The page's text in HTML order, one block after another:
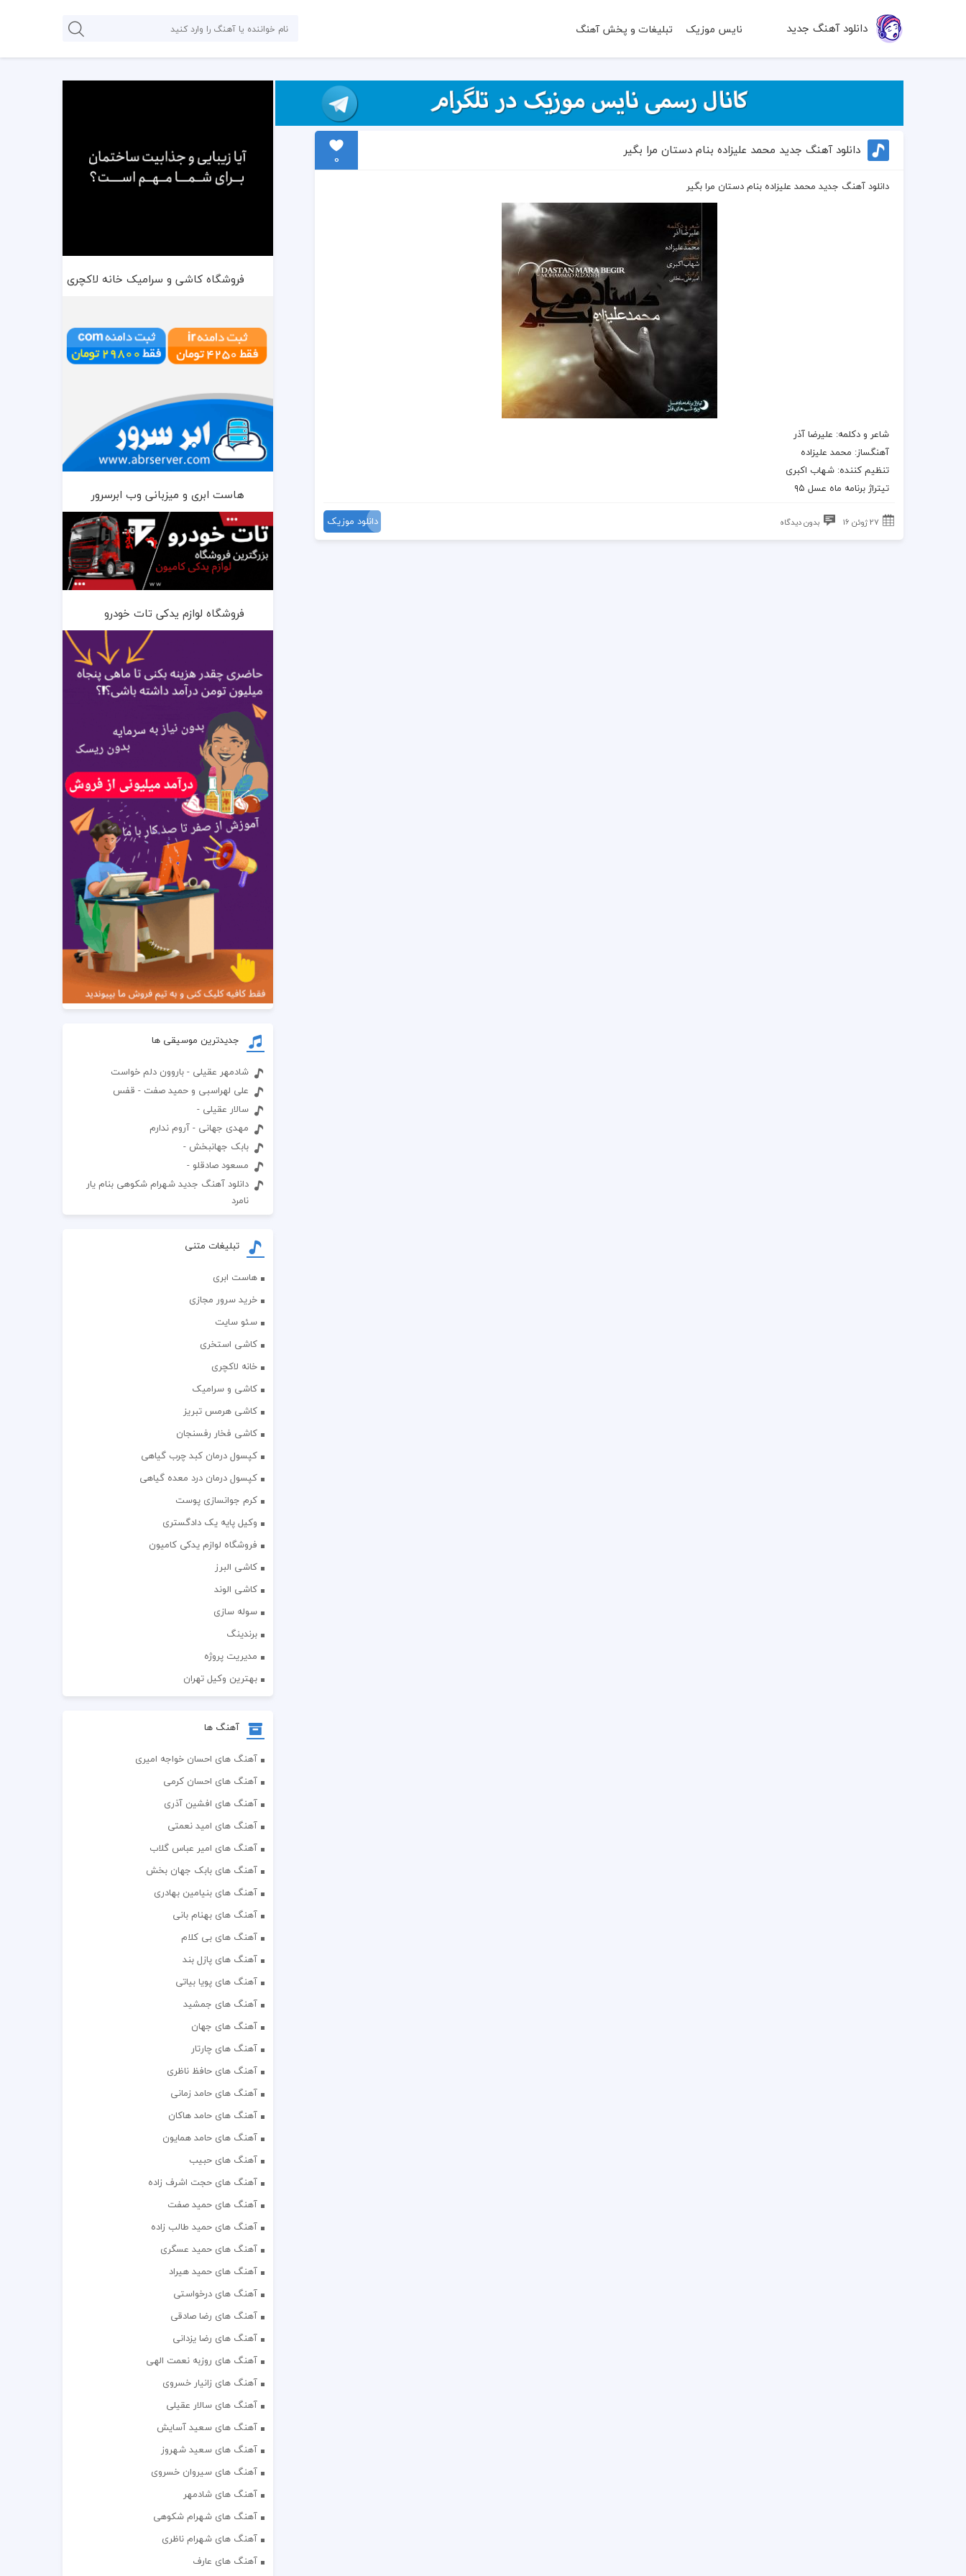
دانلود آهنگ جدید نایس موزیک تبلیغات و پخش آهنگ
دانلود آهنگ جدید محمد علیزاده بنام دستان مرا بگیر
0
دانلود آهنگ جدید محمد علیزاده بنام دستان مرا بگیر
شاعر و دکلمه: علیرضا آذر
آهنگساز: محمد علیزاده
تنظیم کننده: شهاب اکبری
تیتراژ برنامه ماه عسل ۹۵
27 ژوئن 16 بدون دیدگاه دانلود موزیک
فروشگاه کاشی و سرامیک خانه لاکچری
هاست ابری و میزبانی وب ابرسرور
فروشگاه لوازم یدکی تات خودرو
جدیدترین موسیقی ها
شادمهر عقیلی - باروون دلم خواست
علی لهراسبی و حمید صفت - قفس
سالار عقیلی -
مهدی جهانی - آروم ندارم
بابک جهانبخش -
مسعود صادقلو -
دانلود آهنگ جدید شهرام شکوهی بنام یار
نامرد
تبلیغات متنی
هاست ابری
خرید سرور مجازی
سئو سایت
کاشی استخری
خانه لاکچری
کاشی و سرامیک
کاشی هرمس تبریز
کاشی فخار رفسنجان
کپسول درمان کبد چرب گیاهی
کپسول درمان درد معده گیاهی
کرم جوانسازی پوست
وکیل پایه یک دادگستری
فروشگاه لوازم یدکی کامیون
کاشی البرز
کاشی الوند
سوله سازی
برندینگ
مدیریت پروژه
بهترین وکیل تهران
آهنگ ها
آهنگ های احسان خواجه امیری
آهنگ های احسان کرمی
آهنگ های افشین آذری
آهنگ های امید نعمتی
آهنگ های امیر عباس گلاب
آهنگ های بابک جهان بخش
آهنگ های بنیامین بهادری
آهنگ های بهنام بانی
آهنگ های بی کلام
آهنگ های پازل بند
آهنگ های پویا بیاتی
آهنگ های جمشید
آهنگ های جهان
آهنگ های چارتار
آهنگ های حافظ ناظری
آهنگ های حامد زمانی
آهنگ های حامد هاکان
آهنگ های حامد همایون
آهنگ های حبیب
آهنگ های حجت اشرف زاده
آهنگ های حمید صفت
آهنگ های حمید طالب زاده
آهنگ های حمید عسگری
آهنگ های حمید هیراد
آهنگ های درخواستی
آهنگ های رضا صادقی
آهنگ های رضا یزدانی
آهنگ های روزبه نعمت الهی
آهنگ های زانیار خسروی
آهنگ های سالار عقیلی
آهنگ های سعید آسایش
آهنگ های سعید شهروز
آهنگ های سیروان خسروی
آهنگ های شادمهر
آهنگ های شهرام شکوهی
آهنگ های شهرام ناظری
آهنگ های عارف